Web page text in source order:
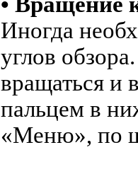
Иногда
углов
вращаться и
пальцем в
«Меню», по